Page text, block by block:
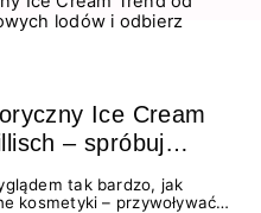
Ice Cream
– spróbuj
tak bardzo, jak
kosmetyki – przywoływać